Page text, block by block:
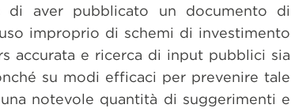
di aver pubblicato un documento di
improprio di schemi di investimento
accurata e ricerca di input pubblici sia
su modi efficaci per prevenire tale
notevole quantità di suggerimenti e